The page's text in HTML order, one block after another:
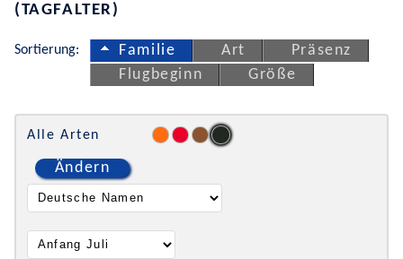
(TAGFALTER)
Sortierung: Familie Art
Präsenz
Flugbeginn
Größe
Alle Arten
Ändern